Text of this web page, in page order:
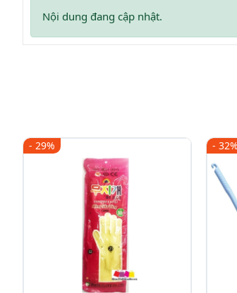
Nội dung đang cập nhật.
- 29% - 32%